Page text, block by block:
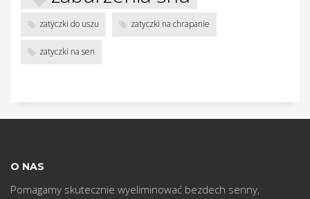
zatyczki do uszu zatyczki na chrapanie
zatyczki na sen
O NAS
Pomagamy skutecznie wyeliminować bezdech senny,